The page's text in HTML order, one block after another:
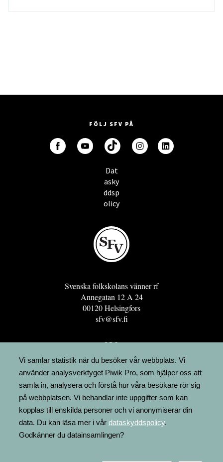
FÖLJ SFV PÅ
Dat
asky
ddsp
olicy
Svenska folkskolans vänner rf
Annegatan 12 A 24
00120 Helsingfors
sfv@sfv.fi
GRO
FÖRENINGSRESURSEN
MINNESRUNOR.FI
UPPSLAGSVERKET FINLAND
LÄGENHETER
FAKTURERING
Vi samlar statistik när du besöker vår webbplats. Vi
använder analysverktyget Piwik Pro, som hjälper oss att
samla in, analysera och förstå hur våra besökare rör sig
på webbplatsen. Vi behandlar inte uppgifter som kan
kopplas till enskilda personer och vi anonymiserar din
data. Du kan läsa mer i vår dataskyddspolicy.
Godkänner du datainsamlingen?